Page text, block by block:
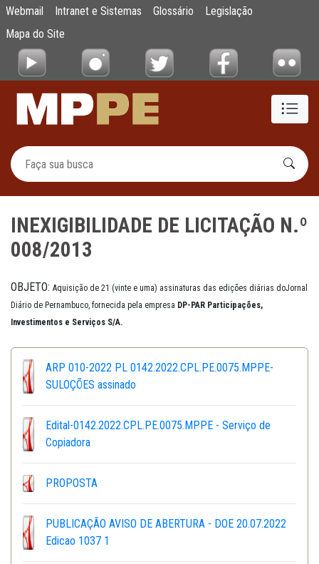
Pular para o Conteúdo principal
INEXIGIBILIDADE DE LICITAÇÃO N.º 008/
Webmail Intranet e Sistemas Glossário
Legislação
Mapa do Site
INEXIGIBILIDADE DE LICITAÇÃO N.º
008/2013
OBJETO: Aquisição de 21 (vinte e uma) assinaturas das edições diárias doJornal
Diário de Pernambuco, fornecida pela empresa DP-PAR Participações,
Investimentos e Serviços S/A.
ARP 010-2022 PL 0142.2022.CPL.PE.0075.MPPE-
SULOÇÕES assinado
Edital-0142.2022.CPL.PE.0075.MPPE - Serviço de
Copiadora
PROPOSTA
PUBLICAÇÃO AVISO DE ABERTURA - DOE 20.07.2022
Edicao 1037 1